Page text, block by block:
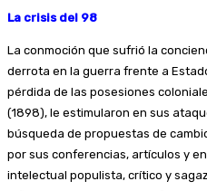
La crisis del 98
La conmoción que sufrió la
derrota en la guerra frente a
pérdida de las posesiones
(1898), le estimularon en sus
búsqueda de propuestas de
por sus conferencias, artículos y
intelectual populista, crítico y